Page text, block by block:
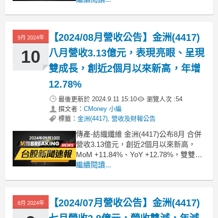
點擊下方連結，從籌碼K線APP查詢哦！
ht
9月 2024年
10
【2024/08月營收公告】金洲(4417)
八月營收3.13億元，表現亮眼、呈現
雙成長，創近2個月以來新高，年增
12.78%
最後更新於 2024.9.11 15:10 瀏覽人次 :54
撰文者： CMoney 小編
標籤： 金洲(4417), 營收及財報公告
傳產-紡織纖維 金洲(4417)公布8月 合併
營收3.13億元，創近2個月以來新高，
MoM +11.84%、YoY +12.78%，雙雙成
長、營收表現亮眼；累計2024年1月至8
點擊下方連結，從籌碼K線APP查詢哦！
h
繼續閱讀...
8月 2024年
【2024/07月營收公告】金洲(4417)